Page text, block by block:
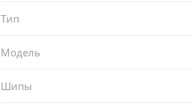
Тип
Модель
Шипы